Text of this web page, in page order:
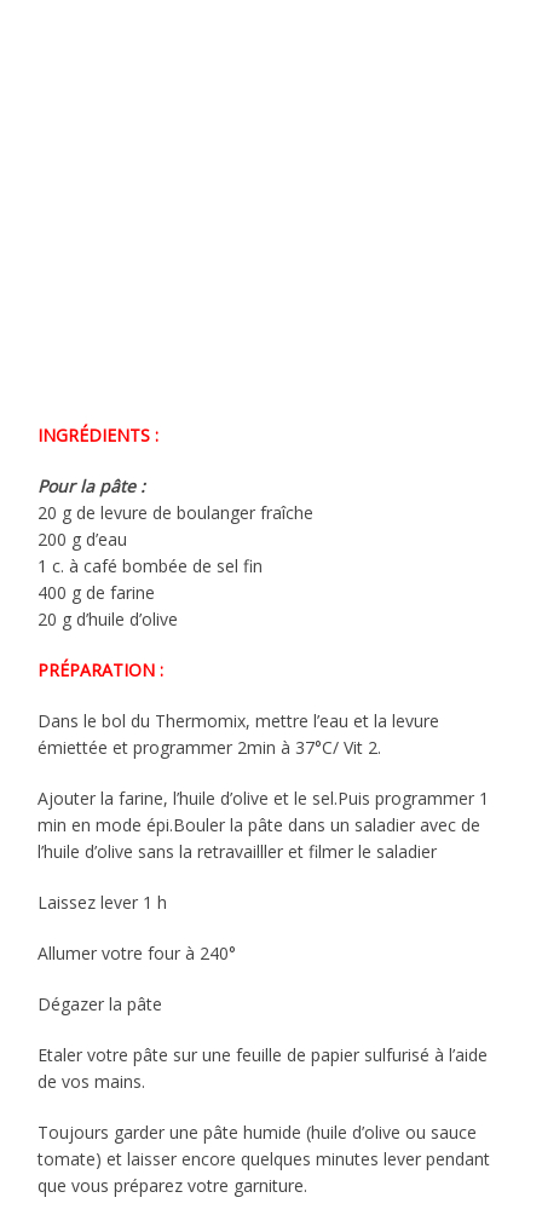
INGRÉDIENTS :
Pour la pâte :
20 g de levure de boulanger fraîche
200 g d’eau
1 c. à café bombée de sel fin
400 g de farine
20 g d’huile d’olive
PRÉPARATION :
Dans le bol du Thermomix, mettre l’eau et la levure
émiettée et programmer 2min à 37°C/ Vit 2.
Ajouter la farine, l’huile d’olive et le sel.Puis programmer 1
min en mode épi.Bouler la pâte dans un saladier avec de
l’huile d’olive sans la retravailller et filmer le saladier
Laissez lever 1 h
Allumer votre four à 240°
Dégazer la pâte
Etaler votre pâte sur une feuille de papier sulfurisé à l’aide
de vos mains.
Toujours garder une pâte humide (huile d’olive ou sauce
tomate) et laisser encore quelques minutes lever pendant
que vous préparez votre garniture.